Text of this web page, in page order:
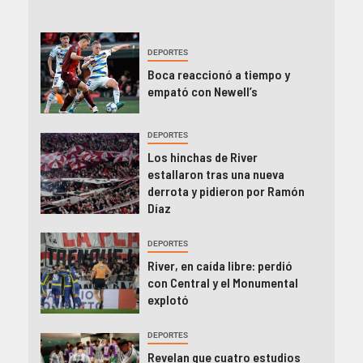
DEPORTES
Boca reaccionó a tiempo y
empató con Newell’s
DEPORTES
Los hinchas de River
estallaron tras una nueva
derrota y pidieron por Ramón
Díaz
DEPORTES
River, en caída libre: perdió
con Central y el Monumental
explotó
DEPORTES
Revelan que cuatro estudios